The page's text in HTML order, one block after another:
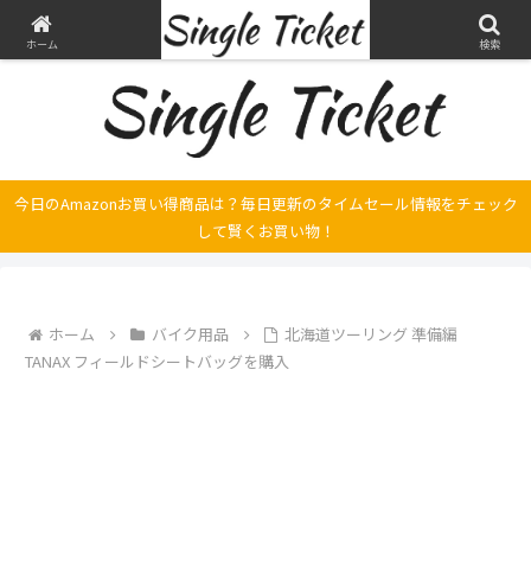
ヤマハ SRX250とFilano115、スバル エクシーガの整備・修理そして旅の記録
今日のAmazonお買い得商品は？毎日更新のタイムセール情報をチェック
して賢くお買い物！
ホーム バイク用品
北海道ツーリング 準備編
TANAX フィールドシートバッグを購入
ホーム 検索